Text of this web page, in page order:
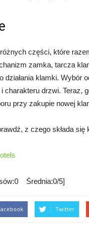
części, które
zamka, tarcza
działania klamki.
charakteru drzwi. Teraz,
przy zakupie nowej
z czego składa
Średnia:0/5]
Twitter